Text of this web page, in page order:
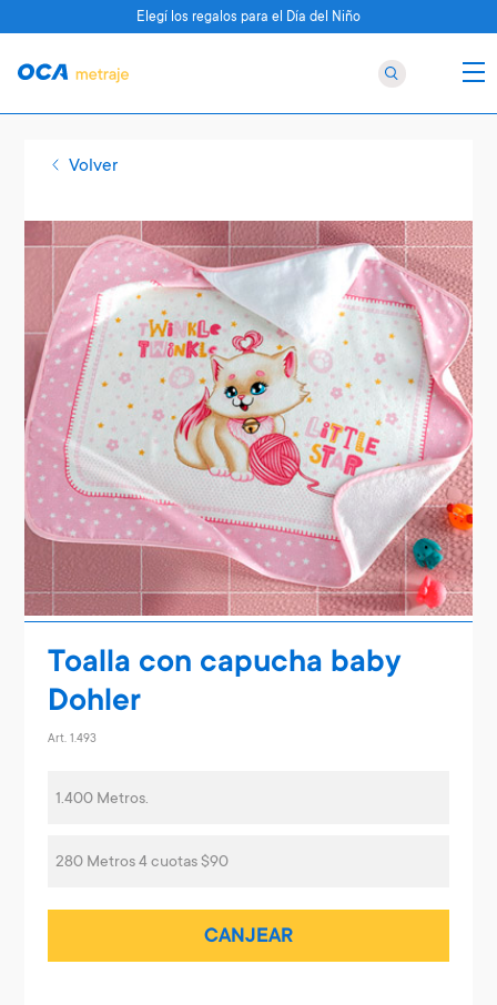
Volver
Toalla con capucha baby
Dohler
Art. 1.493
1.400 Metros.
280 Metros 4 cuotas $90
CANJEAR
Elegí los regalos para el Día del Niño